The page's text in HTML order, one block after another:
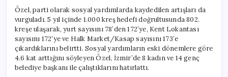
Özel, parti olarak sosyal yardımlarda kaydedilen artışları da
vurguladı. 5 yıl içinde 1.000 kreş hedefi doğrultusunda 802.
kreşe ulaşarak, yurt sayısını 78’den 172’ye, Kent Lokantası
sayısını 172’ye ve Halk Market/Kasap sayısını 173’e
çıkardıklarını belirtti. Sosyal yardımların eski dönemlere göre
4.6 kat arttığını söyleyen Özel, İzmir’de 8 kadın ve 14 genç
belediye başkanı ile çalıştıklarını hatırlattı.